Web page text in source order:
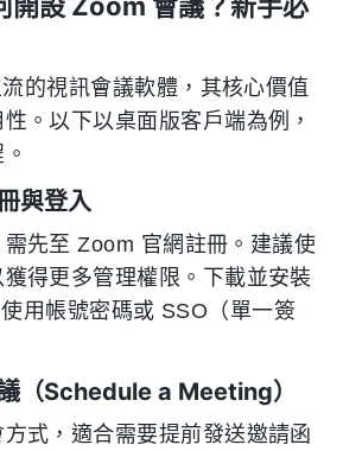
的視訊會議軟體，其核心價值
。以下以桌面版客戶端為例，
與登入
先至 Zoom 官網註冊。建議使
得更多管理權限。下載並安裝
用帳號密碼或 SSO（單一簽
（Schedule a Meeting）
式，適合需要提前發送邀請函